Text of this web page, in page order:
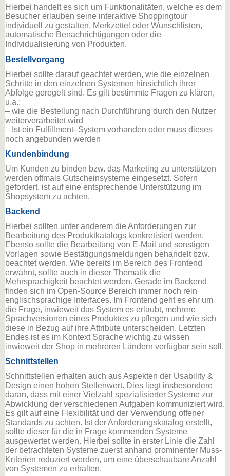
Hierbei handelt es sich um Funktionalitäten, welche es dem
Besucher erlauben seine interaktive Shoppingtour
individuell zu gestalten. Merkzettel oder Wunschlisten,
automatische Benachrichtigungen oder die
Individualisierung von Produkten.
Bestellvorgang
Hierbei sollte darauf geachtet werden, wie die einzelnen
Schritte in den einzelnen Systemen hinsichtlich ihrer
Abfolge geregelt sind. Es gilt bestimmte Fragen zu klären,
u.a.:
– wie die Bestellung nach Durchführung durch den Nutzer
weiterverarbeitet wird
– Ist ein Fulfillment- System vorhanden oder muss dieses
noch angebunden werden
Kundenbindung
Um Kunden zu binden bzw. das Marketing zu unterstützen
werden oftmals Gutscheinsysteme eingesetzt. Sofern
gefordert, ist auf eine entsprechende Unterstützung im
Shopsystem zu achten.
Backend
Hierbei sollten unter anderem die Anforderungen zur
Bearbeitung des Produktkatalogs konkretisiert werden.
Ebenso sollte die Bearbeitung von E-Mail und sonstigen
Vorlagen sowie Bestätigungsmeldungen behandelt bzw.
beachtet werden. Wie bereits im Bereich des Frontend
erwähnt, sollte auch in dieser Thematik die
Mehrsprachigkeit beachtet werden. Gerade im Backend
finden sich im Open-Source Bereich immer noch rein
englischsprachige Interfaces. Im Frontend geht es ehr um
die Frage, inwieweit das System es erlaubt, mehrere
Sprachversionen eines Produktes zu pflegen und wie sich
diese in Bezug auf ihre Attribute unterscheiden. Letzten
Endes ist es im Kontext Sprache wichtig zu wissen
inwieweit der Shop in mehreren Ländern verfügbar sein soll.
Schnittstellen
Schnittstellen erhalten auch aus Aspekten der Usability &
Design einen hohen Stellenwert. Dies liegt insbesondere
daran, dass mit einer Vielzahl spezialisierter Systeme zur
Abwicklung der verschiedenen Aufgaben kommuniziert wird.
Es gilt auf eine Flexibilität und der Verwendung offener
Standards zu achten. Ist der Anforderungskatalog erstellt,
sollte dieser für die in Frage kommenden Systeme
ausgewertet werden. Hierbei sollte in erster Linie die Zahl
der betrachteten Systeme zuerst anhand prominenter Muss-
Kriterien reduziert werden, um eine überschaubare Anzahl
von Systemen zu erhalten.